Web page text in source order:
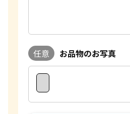
任意 お品物のお写真